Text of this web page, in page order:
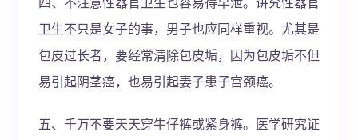
卫生不只是女子的事，男子也应同样重视。尤其是
包皮过长者，要经常清除包皮垢，因为包皮垢不但
易引起阴茎癌，也易引起妻子患子宫颈癌。
五、千万不要天天穿牛仔裤或紧身裤。医学研究证